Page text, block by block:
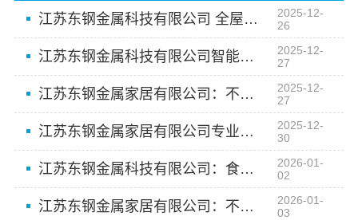
江苏东钢金属科技有限公司 全屋定制的金属美学实践
2025-12-
26
江苏东钢金属科技有限公司智能不锈钢卫浴空间定制服务
2025-12-
27
江苏东钢金属家居有限公司：不锈钢家居定制新潮流
2025-12-
27
江苏东钢金属家居有限公司专业团队为您定制不锈钢理想家园
2025-12-
30
江苏东钢金属科技有限公司：食品级不锈钢橱柜技术标杆企业
2026-01-
02
江苏东钢金属家居有限公司：不锈钢家居美学新典范
2026-01-
03